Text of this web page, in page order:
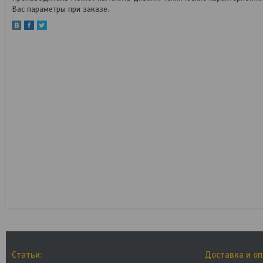
Вас параметры при заказе.
Статьи: Доставка и